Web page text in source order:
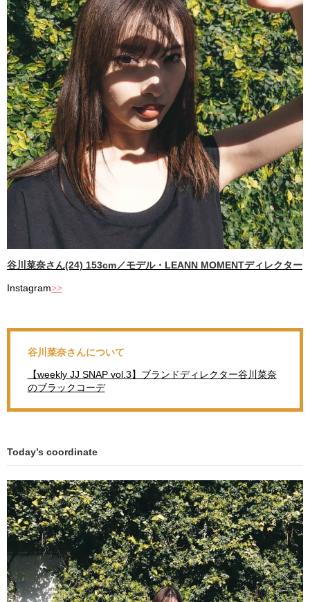
谷川菜奈さん(24) 153cm／モデル・LEANN MOMENTディレクター
Instagram>>
谷川菜奈さんについて
【weekly JJ SNAP vol.3】ブランドディレクター谷川菜奈
のブラックコーデ
Today’s coordinate